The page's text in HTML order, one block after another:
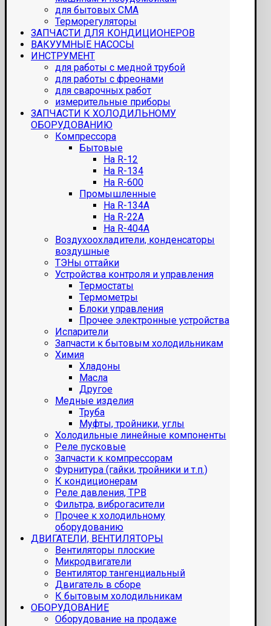
для бытовых СМА
Терморегуляторы
ЗАПЧАСТИ ДЛЯ КОНДИЦИОНЕРОВ
ВАКУУМНЫЕ НАСОСЫ
ИНСТРУМЕНТ
для работы с медной трубой
для работы с фреонами
для сварочных работ
измерительные приборы
ЗАПЧАСТИ К ХОЛОДИЛЬНОМУ
ОБОРУДОВАНИЮ
Компрессора
Бытовые
На R-12
На R-134
На R-600
Промышленные
На R-134A
На R-22A
На R-404A
Воздухоохладители, конденсаторы
воздушные
ТЭНы оттайки
Устройства контроля и управления
Термостаты
Термометры
Блоки управления
Прочее электронные устройства
Испарители
Запчасти к бытовым холодильникам
Химия
Хладоны
Масла
Другое
Медные изделия
Труба
Муфты, тройники, углы
Холодильные линейные компоненты
Реле пусковые
Запчасти к компрессорам
Фурнитура (гайки, тройники и т.п.)
К кондиционерам
Реле давления, ТРВ
Фильтра, виброгасители
Прочее к холодильному
оборудованию
ДВИГАТЕЛИ, ВЕНТИЛЯТОРЫ
Вентиляторы плоские
Микродвигатели
Вентилятор тангенциальный
Двигатель в сборе
К бытовым холодильникам
ОБОРУДОВАНИЕ
Оборудование на продаже